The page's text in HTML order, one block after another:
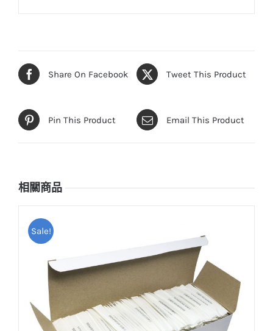
Share On Facebook Tweet This Product
Pin This Product Email This Product
相關商品
Sale!